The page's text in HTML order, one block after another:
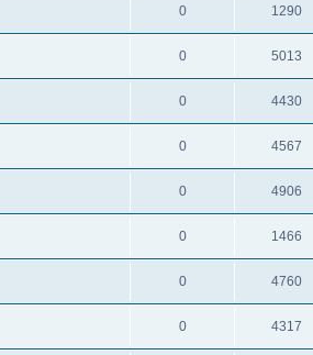
0 1290
0 5013
0 4430
0 4567
0 4906
0 1466
0 4760
0 4317